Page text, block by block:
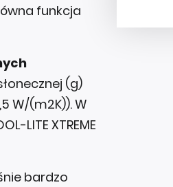
funkcja
(g)
W/(m2K)). W
LITE XTREME
bardzo